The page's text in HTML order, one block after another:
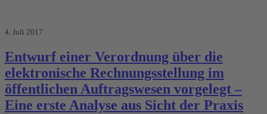
4. Juli 2017
Entwurf einer Verordnung über die
elektronische Rechnungsstellung im
öffentlichen Auftragswesen vorgelegt –
Eine erste Analyse aus Sicht der Praxis